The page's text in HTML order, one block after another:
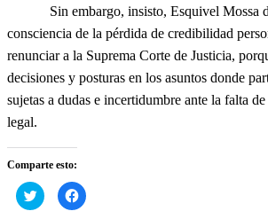
Sin embargo, insisto, Esquivel Mossa
consciencia de la pérdida de credibilidad
renunciar a la Suprema Corte de Justicia,
decisiones y posturas en los asuntos donde
sujetas a dudas e incertidumbre ante la falta
legal.
Comparte esto:
Haz
clic
Haz
clic